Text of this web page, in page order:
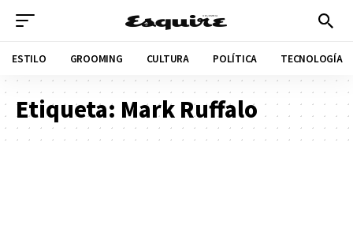
ESTILO GROOMING CULTURA POLÍTICA TECNOLOGÍA
Etiqueta: Mark Ruffalo